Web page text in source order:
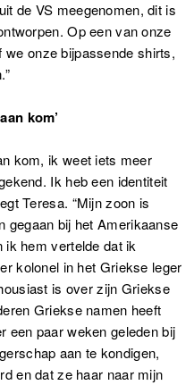
de VS meegenomen, dit is
Op een van onze
onze bijpassende shirts,
kom’
kom, ik weet iets meer
Ik heb een identiteit
Teresa. “Mijn zoon is
gegaan bij het Amerikaanse
ik hem vertelde dat ik
kolonel in het Griekse leger
is over zijn Griekse
Griekse namen heeft
een paar weken geleden bij
aan te kondigen,
en dat ze haar naar mijn